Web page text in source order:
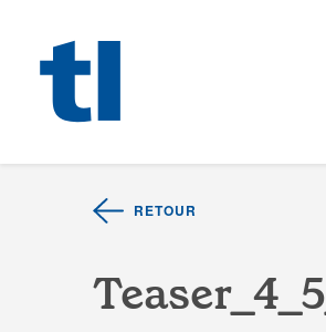
RETOUR
Teaser 4 5